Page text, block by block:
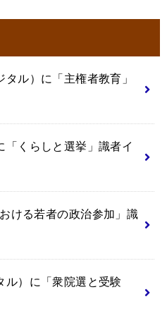
ル）に「主権者教育」
「くらしと選挙」識者イ
ける若者の政治参加」識
ル）に「衆院選と受験